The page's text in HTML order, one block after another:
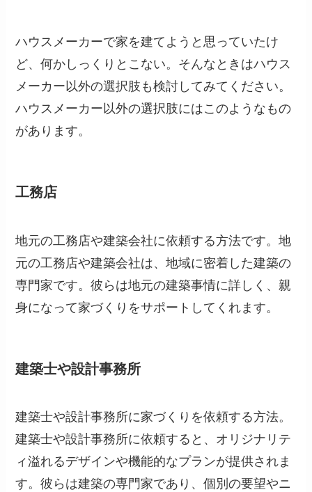
ハウスメーカーで家を建てようと思っていたけ
ど、何かしっくりとこない。そんなときはハウス
メーカー以外の選択肢も検討してみてください。
ハウスメーカー以外の選択肢にはこのようなもの
があります。
工務店
地元の工務店や建築会社に依頼する方法です。地
元の工務店や建築会社は、地域に密着した建築の
専門家です。彼らは地元の建築事情に詳しく、親
身になって家づくりをサポートしてくれます。
建築士や設計事務所
建築士や設計事務所に家づくりを依頼する方法。
建築士や設計事務所に依頼すると、オリジナリテ
ィ溢れるデザインや機能的なプランが提供されま
す。彼らは建築の専門家であり、個別の要望やニ